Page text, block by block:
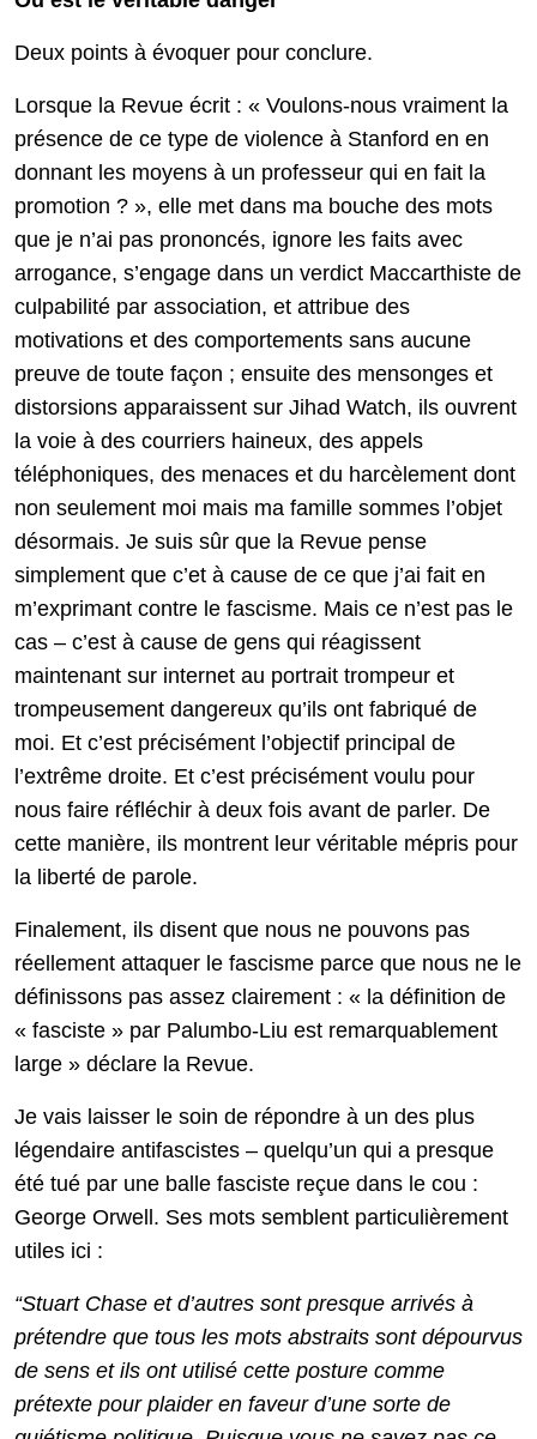
Deux points à évoquer pour conclure.
Lorsque la Revue écrit : « Voulons-nous vraiment la
présence de ce type de violence à Stanford en en
donnant les moyens à un professeur qui en fait la
promotion ? », elle met dans ma bouche des mots
que je n’ai pas prononcés, ignore les faits avec
arrogance, s’engage dans un verdict Maccarthiste de
culpabilité par association, et attribue des
motivations et des comportements sans aucune
preuve de toute façon ; ensuite des mensonges et
distorsions apparaissent sur Jihad Watch, ils ouvrent
la voie à des courriers haineux, des appels
téléphoniques, des menaces et du harcèlement dont
non seulement moi mais ma famille sommes l’objet
désormais. Je suis sûr que la Revue pense
simplement que c’et à cause de ce que j’ai fait en
m’exprimant contre le fascisme. Mais ce n’est pas le
cas – c’est à cause de gens qui réagissent
maintenant sur internet au portrait trompeur et
trompeusement dangereux qu’ils ont fabriqué de
moi. Et c’est précisément l’objectif principal de
l’extrême droite. Et c’est précisément voulu pour
nous faire réfléchir à deux fois avant de parler. De
cette manière, ils montrent leur véritable mépris pour
la liberté de parole.
Finalement, ils disent que nous ne pouvons pas
réellement attaquer le fascisme parce que nous ne le
définissons pas assez clairement : « la définition de
« fasciste » par Palumbo-Liu est remarquablement
large » déclare la Revue.
Je vais laisser le soin de répondre à un des plus
légendaire antifascistes – quelqu’un qui a presque
été tué par une balle fasciste reçue dans le cou :
George Orwell. Ses mots semblent particulièrement
utiles ici :
“Stuart Chase et d’autres sont presque arrivés à
prétendre que tous les mots abstraits sont dépourvus
de sens et ils ont utilisé cette posture comme
prétexte pour plaider en faveur d’une sorte de